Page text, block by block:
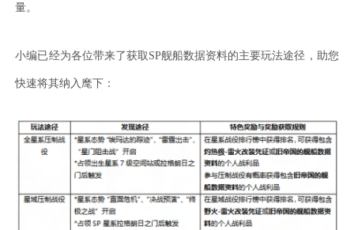
量。
小编已经为各位带来了获取 SP舰船数据资料的主要玩法途径，助您
快速将其纳入麾下：